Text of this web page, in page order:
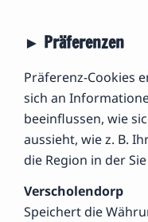
► Präferenzen
Präferenz-Cookies
sich an
beeinflussen, wie
aussieht, wie z. B.
die Region in der
Verscholendorp
Speichert die